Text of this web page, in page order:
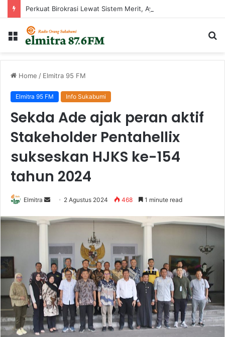
Menu
Home / Elmitra 95 FM
Elmitra 95 FM Info Sukabumi
Sekda Ade ajak peran aktif
Stakeholder Pentahellix
sukseskan HJKS ke-154
tahun 2024
Elmitra
Send
email
2 Agustus 2024 468 1 minute read